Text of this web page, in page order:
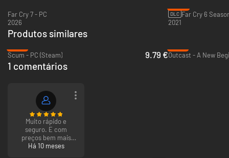
Far Cry 7 - PC
2026
DLC
2021
Produtos similares
Scum - PC (Steam)
9.79 €Outcast - A New
1 comentários
Muito rápido e
seguro. E com
preços bem mais
baixos que nas
Há 10 meses